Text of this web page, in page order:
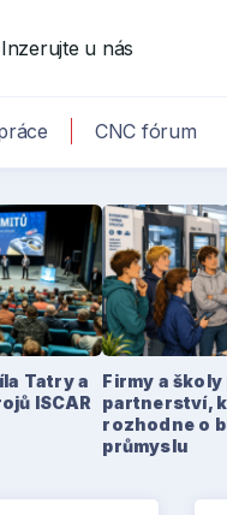
Inzerujte u nás
CNC fórum
Tatry a
ISCAR
Firmy a
partnerství,
rozhodne o
průmyslu